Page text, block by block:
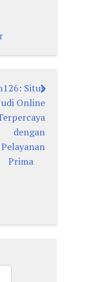
Situs
Online
dengan
Pelayanan
Prima